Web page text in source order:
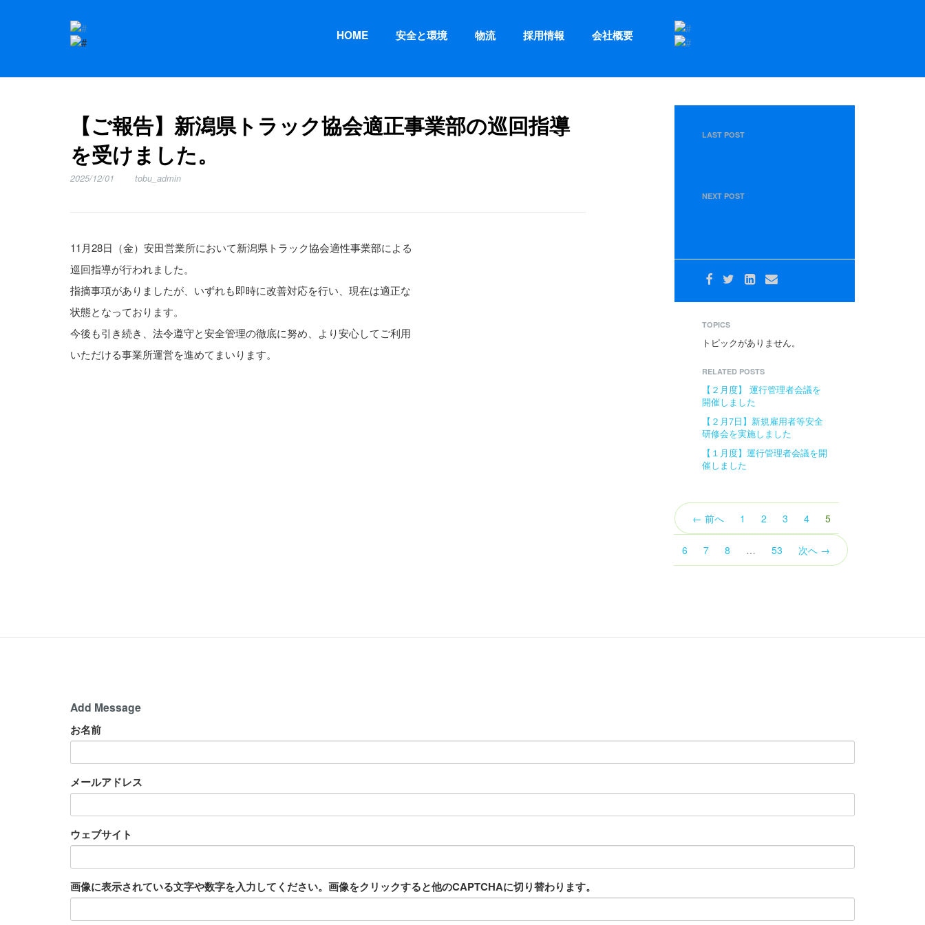
HOME 安全と環境 物流 採用情報 会社概要
【ご報告】新潟県トラック協会適正事業部の巡回指導
を受けました。
2025/12/01 tobu_admin
11月28日（金）安田営業所において新潟県トラック協会適性事業部による
巡回指導が行われました。
指摘事項がありましたが、いずれも即時に改善対応を行い、現在は適正な
状態となっております。
今後も引き続き、法令遵守と安全管理の徹底に努め、より安心してご利用
いただける事業所運営を進めてまいります。
LAST POST
NEXT POST
TOPICS
トピックがありません。
RELATED POSTS
【２月度】 運行管理者会議を
開催しました
【２月7日】新規雇用者等安全
研修会を実施しました
【１月度】運行管理者会議を開
催しました
← 前へ 1 2 3 4 5（こ
の
6 7 8 … 53 次へ →
Add Message
お名前
メールアドレス
ウェブサイト
画像に表示されている文字や数字を入力してください。画像をクリックすると他のCAPTCHAに切り替わります。